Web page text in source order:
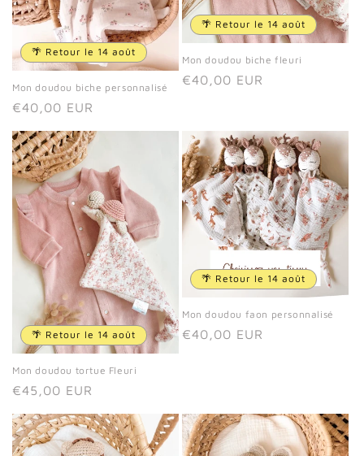
🌴 Retour le 14 août
Mon doudou biche personnalisé
Prix
€40,00 EUR
🌴 Retour le 14 août
Mon doudou biche fleuri
Prix
€40,00 EUR
🌴 Retour le 14 août
Mon doudou tortue Fleuri
Prix
€45,00 EUR
🌴 Retour le 14 août
Mon doudou faon personnalisé
Prix
€40,00 EUR